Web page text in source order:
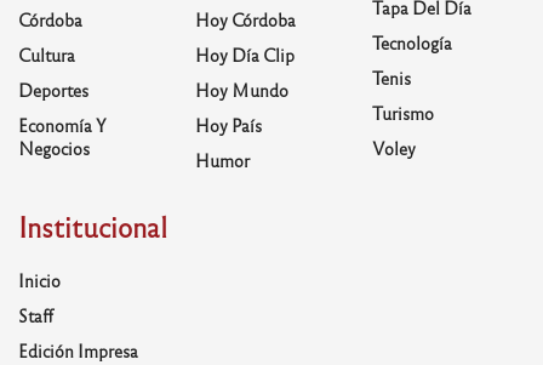
Córdoba
Cultura
Deportes
Economía Y
Negocios
Hoy Córdoba
Hoy Día Clip
Hoy Mundo
Hoy País
Humor
Tapa Del Día
Tecnología
Tenis
Turismo
Voley
Institucional
Inicio
Staff
Edición Impresa